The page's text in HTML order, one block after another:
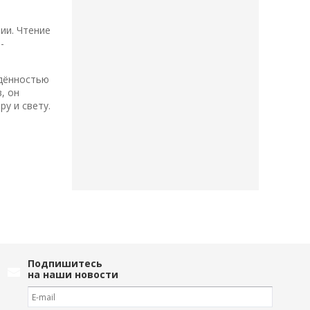
Чтение
он
и свету.
Подпишитесь
на наши новости